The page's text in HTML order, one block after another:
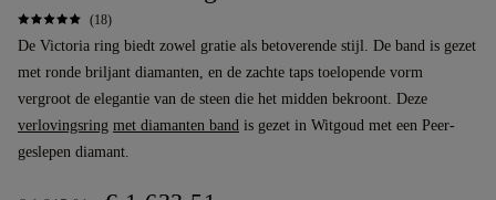
(18)
De Victoria ring biedt zowel gratie als betoverende stijl. De band is gezet
met ronde briljant diamanten, en de zachte taps toelopende vorm
vergroot de elegantie van de steen die het midden bekroont. Deze
verlovingsring met diamanten band is gezet in Witgoud met een Peer-
geslepen diamant.